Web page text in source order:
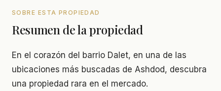
SOBRE ESTA PROPIEDAD
Resumen de la propiedad
En el corazón del barrio Dalet, en una de las
ubicaciones más buscadas de Ashdod, descubra
una propiedad rara en el mercado.